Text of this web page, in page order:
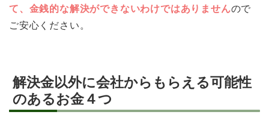
て、金銭的な解決ができないわけではありませんので
ご安心ください。
解決金以外に会社からもらえる可能性
のあるお金４つ